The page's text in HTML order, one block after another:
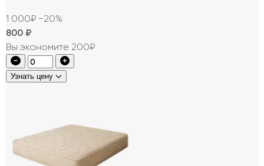
1 000₽ −20%
800 ₽
Вы экономите 200₽
Узнать цену